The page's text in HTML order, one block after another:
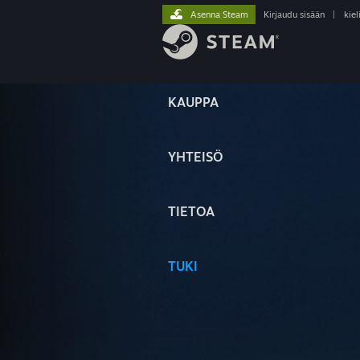
KAUPPA
YHTEISÖ
TIETOA
TUKI
Asenna Steam Kirjaudu sisään kieli